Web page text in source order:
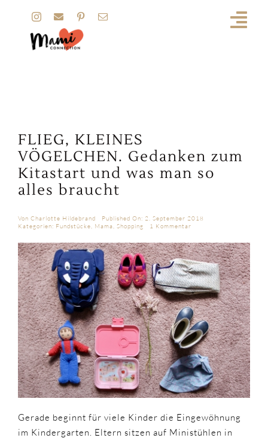
springen
FLIEG, KLEINES
VÖGELCHEN. Gedanken zum
Kitastart und was man so
alles braucht
Von Charlotte Hildebrand
Published On: 2. September 2018
Kategorien: Fundstücke, Mama, Shopping 1 Kommentaron
KLEINES
VÖGELCHEN.
Gedanken
zum
Kitastart
und
was
man
so
alles
braucht
Gerade beginnt für viele Kinder die Eingewöhnung
im Kindergarten. Eltern sitzen auf Ministühlen in